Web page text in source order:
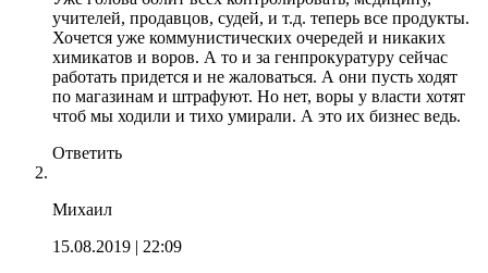
учителей, продавцов, судей, и т.д. теперь все продукты.
Хочется уже коммунистических очередей и никаких
химикатов и воров. А то и за генпрокуратуру сейчас
работать придется и не жаловаться. А они пусть ходят
по магазинам и штрафуют. Но нет, воры у власти хотят
чтоб мы ходили и тихо умирали. А это их бизнес ведь.
Ответить
Михаил
15.08.2019 | 22:09